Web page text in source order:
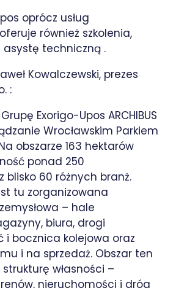
oprócz usług
również szkolenia,
techniczną .
Kowalczewski, prezes
:
Exorigo-Upos ARCHIBUS
Wrocławskim Parkiem
obszarze 163 hektarów
ponad 250
blisko 60 różnych branż.
tu zorganizowana
– hale
biura, drogi
i bocznica kolejowa oraz
i na sprzedaż. Obszar ten
własności –
nieruchomości i dróg